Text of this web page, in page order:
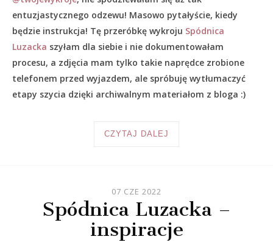
entuzjastycznego odzewu! Masowo pytałyście, kiedy
będzie instrukcja! Tę przeróbkę wykroju Spódnica
Luzacka szyłam dla siebie i nie dokumentowałam
procesu, a zdjęcia mam tylko takie naprędce zrobione
telefonem przed wyjazdem, ale spróbuję wytłumaczyć
etapy szycia dzięki archiwalnym materiałom z bloga :)
CZYTAJ DALEJ
07 CZE 2022
Spódnica Luzacka –
inspiracje